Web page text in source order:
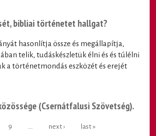
bibliai történetet hallgat?
hasonlítja össze és megállapítja,
telik, tudáskészletük élni és és túlélni
a történetmondás eszközét és erejét
(Csernátfalusi Szövetség).
9 next › last »